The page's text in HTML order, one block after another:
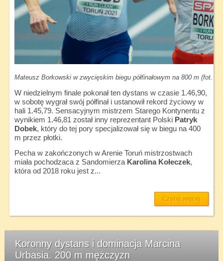
Mateusz Borkowski w zwycięskim biegu półfinałowym na 800 m (fot.
W niedzielnym finale pokonał ten dystans w czasie 1.46,90,
w sobotę wygrał swój półfinał i ustanowił rekord życiowy w
hali 1.45,79. Sensacyjnym mistrzem Starego Kontynentu z
wynikiem 1.46,81 został inny reprezentant Polski Patryk
Dobek, który do tej pory specjalizował się w biegu na 400
m przez płotki.
Pecha w zakończonych w Arenie Toruń mistrzostwach
miała pochodzaca z Sandomierza Karolina Kołeczek,
która od 2018 roku jest z...
Czytaj więcej
Koronny dystans i dominacja Marcina
Urbasia. 200 m mężczyzn